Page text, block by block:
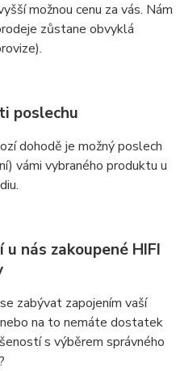
možnou cenu za vás. Nám
zůstane obvyklá
poslechu
dohodě je možný poslech
vámi vybraného produktu u
u nás zakoupené HIFI
zabývat zapojením vaší
na to nemáte dostatek
s výběrem správného